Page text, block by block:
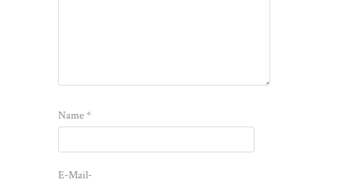
Name*
E-Mail-